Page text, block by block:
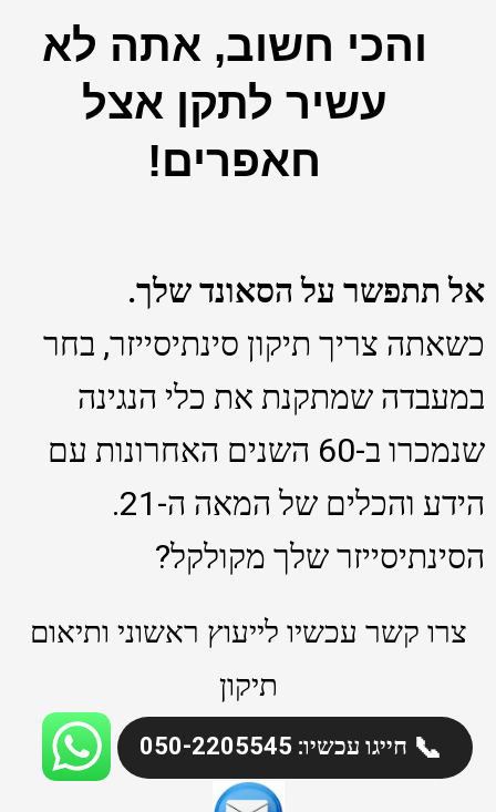
והכי חשוב, אתה לא
עשיר לתקן אצל
חאפרים!
אל תתפשר על הסאונד שלך.
כשאתה צריך תיקון סינתיסייזר, בחר
במעבדה שמתקנת את כלי הנגינה
שנמכרו ב-60 השנים האחרונות עם
הידע והכלים של המאה ה-21.
הסינתיסייזר שלך מקולקל?
צרו קשר עכשיו לייעוץ ראשוני ותיאום
תיקון
📞 חייגו עכשיו: 050-2205545